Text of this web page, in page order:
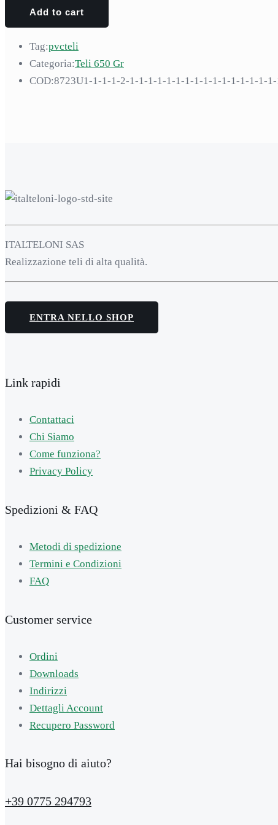
Add to cart
Tag:pvcteli
Categoria:Teli 650 Gr
COD:8723U1-1-1-1-2-1-1-1-1-1-1-1-1-1-1-1-1-1-1-1-
ITALTELONI SAS
Realizzazione teli di alta qualità.
ENTRA NELLO SHOP
Link rapidi
Contattaci
Chi Siamo
Come funziona?
Privacy Policy
Spedizioni & FAQ
Metodi di spedizione
Termini e Condizioni
FAQ
Customer service
Ordini
Downloads
Indirizzi
Dettagli Account
Recupero Password
Hai bisogno di aiuto?
+39 0775 294793